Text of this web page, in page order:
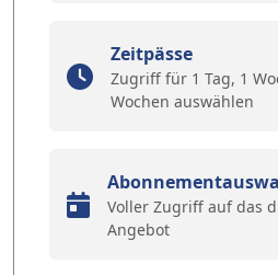
Zeitpässe
Zugriff für 1 Tag, 1
Wochen auswählen
Voller Zugriff auf das
Angebot